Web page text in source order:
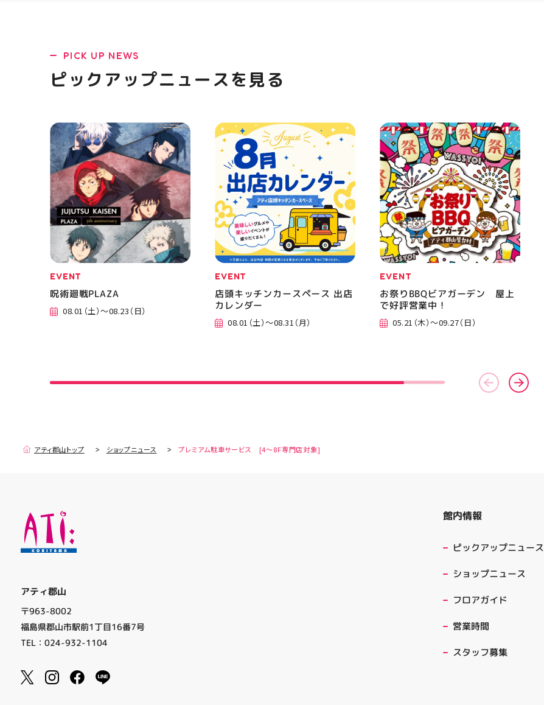
になる方はDMまたは店頭でお気
軽にお問い合わせください 写真
を横にスワイプして、完成まで
の様子も見てね #ピアネージュ
手作り 洋裁 ソーイング 郡山市
郡山 福島県 手作りのある暮ら
し
PICK UP NEWS
ピックアップニュースを見る
EVENT
呪術廻戦PLAZA
08.01（土）～08.23（日）
EVENT
店頭キッチンカースペース 出店
カレンダー
08.01（土）～08.31（月）
EVENT
お祭りBBQビアガーデン 屋上
で好評営業中！
05.21（木）～09.27（日）
アティ郡山トップ ショップニュース プレミアム駐車サービス [4～8F専門店対象]
アティ郡山
〒963-8002
福島県郡山市駅前1丁目16番7号
TEL：024-932-1104
館内情報
ピックアップニュース
ショップニュース
フロアガイド
営業時間
スタッフ募集